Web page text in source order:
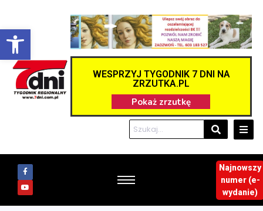
Otwórz pasek narzędzi
WESPRZYJ TYGODNIK 7 DNI NA
ZRZUTKA.PL
Najnowszy
numer (e-
wydanie)